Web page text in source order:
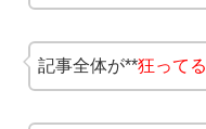
記事全体が**狂ってる